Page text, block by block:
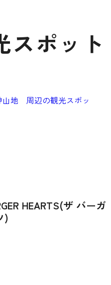
スポット
HEARTS(ザ バーガ
)